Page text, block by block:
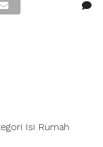
Isi Rumah